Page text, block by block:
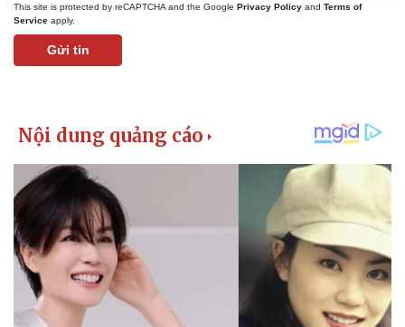
Kinh tế
Bất động sản
Khởi nghiệp
Chứng khoán
Giá cà phê
This site is protected by reCAPTCHA and the Google Privacy Policy and Terms of
Service apply.
Gửi tin